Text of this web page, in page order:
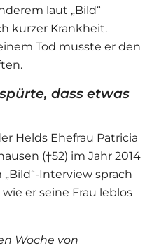
laut „Bild“
kurzer Krankheit.
Tod musste er den
dass etwas
Helds Ehefrau Patricia
(†52) im Jahr 2014
Interview sprach
er seine Frau leblos
Woche von